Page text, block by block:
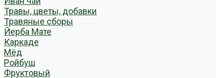
Травы, цветы, добавки
Травяные сборы
Йерба Мате
Каркаде
Мёд
Ройбуш
Фруктовый